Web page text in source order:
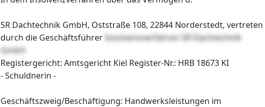
SR Dachtechnik GmbH, Oststraße 108, 22844 Norderstedt, vertreten
durch die Geschäftsführer Insolvenzverfahren SR Dachtechnik
GmbH
Registergericht: Amtsgericht Kiel Register-Nr.: HRB 18673 KI
- Schuldnerin -
Geschäftszweig/Beschäftigung: Handwerksleistungen im